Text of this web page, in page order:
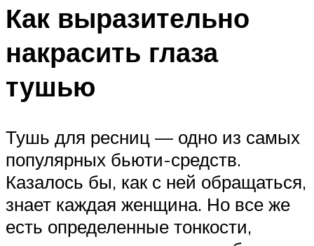
Как выразительно
накрасить глаза
тушью
Тушь для ресниц — одно из самых
популярных бьюти-средств.
Казалось бы, как с ней обращаться,
знает каждая женщина. Но все же
есть определенные тонкости,